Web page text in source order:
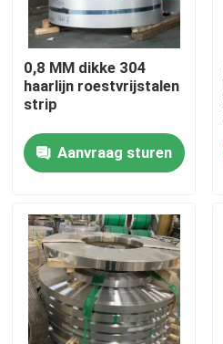
Fabrieksreis
Kwaliteitscontrole
Contacteer ons
Nieuws
Gevallen
ss naadloze buis
0,8 MM dikke 304
haarlijn roestvrijstalen
strip
Aanvraag sturen